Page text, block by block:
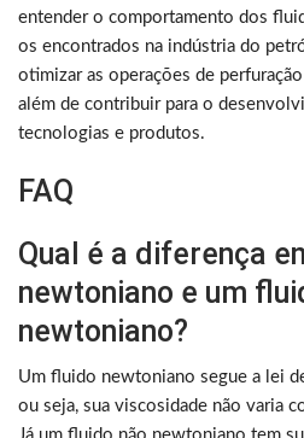
entender o comportamento dos
os encontrados na indústria do
otimizar as operações de
além de contribuir para o
tecnologias e produtos.
FAQ
Qual é a diferença
newtoniano e um
newtoniano?
Um fluido newtoniano segue a lei
ou seja, sua viscosidade não varia